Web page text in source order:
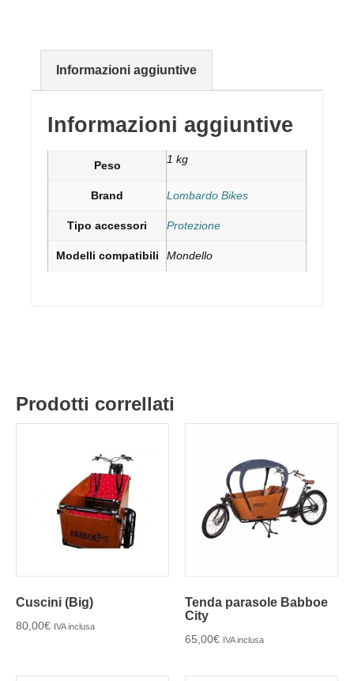
Informazioni aggiuntive
Informazioni aggiuntive
Peso 1 kg
Brand Lombardo Bikes
Tipo accessori Protezione
Modelli compatibili Mondello
Prodotti correllati
Cuscini (Big)
80,00€ IVA inclusa
Tenda parasole Babboe
City
65,00€ IVA inclusa